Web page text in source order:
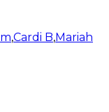
,Cardi B,Mariah